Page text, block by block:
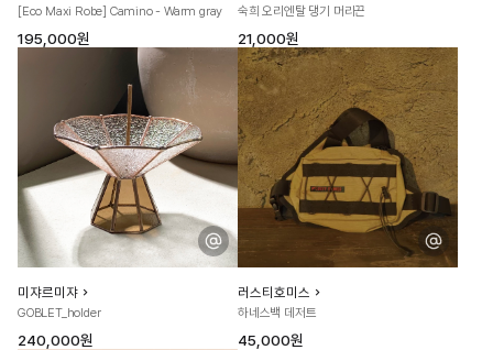
[Eco Maxi Robe] Camino - Warm gray
195,000원
숙희 오리엔탈 댕기 머리끈
21,000원
미쟈르미쟈
GOBLET_holder
240,000원
러스티호미스
하네스백 데저트
45,000원